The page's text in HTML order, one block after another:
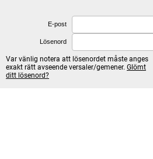
E-post
Lösenord
Var vänlig notera att lösenordet måste anges
exakt rätt avseende versaler/gemener. Glömt
ditt lösenord?